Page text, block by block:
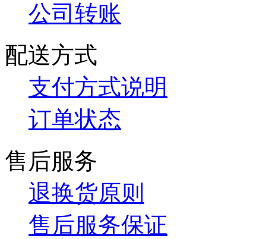
公司转账
配送方式
支付方式说明
订单状态
售后服务
退换货原则
售后服务保证